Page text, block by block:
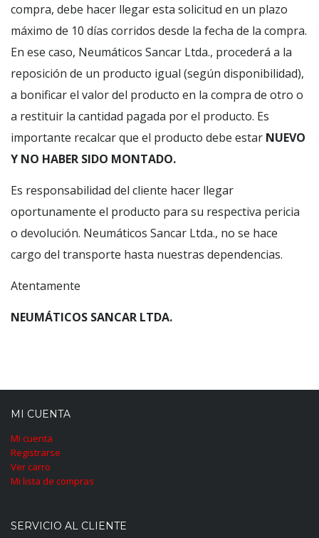
compra, debe hacer llegar esta solicitud en un plazo
máximo de 10 días corridos desde la fecha de la compra.
En ese caso, Neumáticos Sancar Ltda., procederá a la
reposición de un producto igual (según disponibilidad),
a bonificar el valor del producto en la compra de otro o
a restituir la cantidad pagada por el producto. Es
importante recalcar que el producto debe estar NUEVO
Y NO HABER SIDO MONTADO.
Es responsabilidad del cliente hacer llegar
oportunamente el producto para su respectiva pericia
o devolución. Neumáticos Sancar Ltda., no se hace
cargo del transporte hasta nuestras dependencias.
Atentamente
NEUMÁTICOS SANCAR LTDA.
MI CUENTA
Mi cuenta
Registrarse
Ver carro
Mi lista de compras
SERVICIO AL CLIENTE